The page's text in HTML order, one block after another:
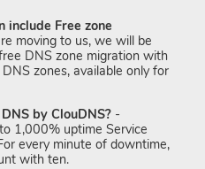
include Free zone
moving to us, we will be
DNS zone migration with
zones, available only for
by ClouDNS? -
1,000% uptime Service
every minute of downtime,
with ten.